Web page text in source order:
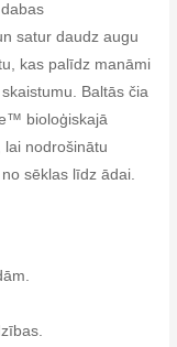
satur daudz augu
kas palīdz manāmi
Baltās čia
bioloģiskajā
nodrošinātu
sēklas līdz ādai.